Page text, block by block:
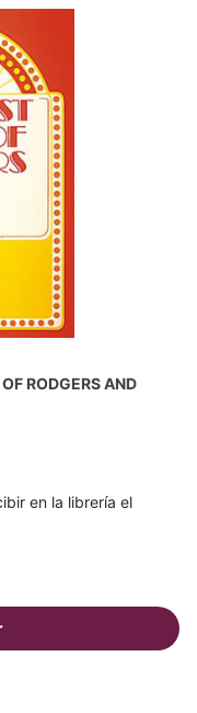
RODGERS AND
en la librería el